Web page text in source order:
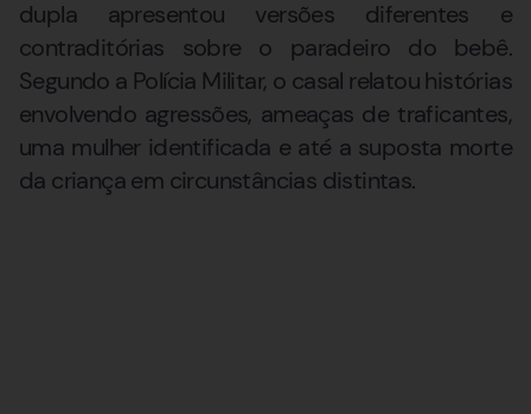
dupla apresentou versões diferentes e
contraditórias sobre o paradeiro do bebê.
Segundo a Polícia Militar, o casal relatou histórias
envolvendo agressões, ameaças de traficantes,
uma mulher identificada e até a suposta morte
da criança em circunstâncias distintas.